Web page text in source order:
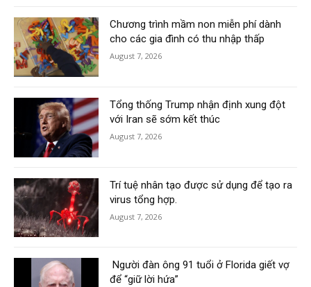
Chương trình mầm non miễn phí dành
cho các gia đình có thu nhập thấp
August 7, 2026
Tổng thống Trump nhận định xung đột
với Iran sẽ sớm kết thúc
August 7, 2026
Trí tuệ nhân tạo được sử dụng để tạo ra
virus tổng hợp.
August 7, 2026
Người đàn ông 91 tuổi ở Florida giết vợ
để “giữ lời hứa”